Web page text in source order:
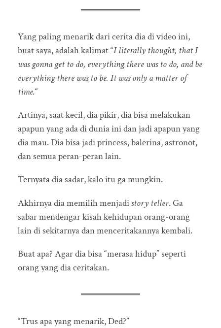
Yang paling menarik dari cerita dia di video ini,
buat saya, adalah kalimat “I literally thought, that I
was gonna get to do, everything there was to do, and be
everything there was to be. It was only a matter of
time.“
Artinya, saat kecil, dia pikir, dia bisa melakukan
apapun yang ada di dunia ini dan jadi apapun yang
dia mau. Dia bisa jadi princess, balerina, astronot,
dan semua peran-peran lain.
Ternyata dia sadar, kalo itu ga mungkin.
Akhirnya dia memilih menjadistory teller. Ga
sabar mendengar kisah kehidupan orang-orang
lain di sekitarnya dan menceritakannya kembali.
Buat apa? Agar dia bisa “merasa hidup” seperti
orang yang dia ceritakan.
“Trus apa yang menarik, Ded?”